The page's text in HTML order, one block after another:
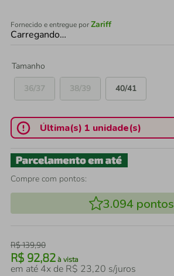
Fornecido e entregue porZariff
Carregando…
Tamanho
36/37
38/39 40/41
Última(s) 1 unidade(s)
Compre com pontos:
3.094pontos
R$139,90
R$ 92,82 à vista
em até 4x de R$ 23,20 s/juros